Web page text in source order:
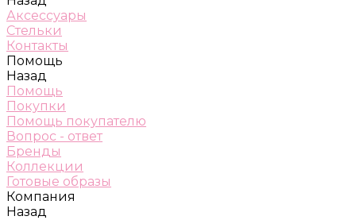
Аксессуары
Стельки
Контакты
Помощь
Назад
Помощь
Покупки
Помощь покупателю
Вопрос - ответ
Бренды
Коллекции
Готовые образы
Компания
Назад